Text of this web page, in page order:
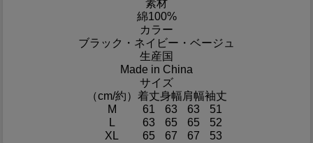
素材
綿100%
カラー
ブラック・ネイビー・ベージュ
生産国
Made in China
サイズ
（cm/約） 着丈身幅肩幅袖丈
M
61 63 63
51
L
63 65 65
52
XL
65 67 67 53